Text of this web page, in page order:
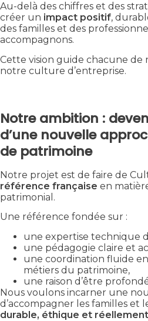
Au-delà des chiffres et des
créer un impact positif,
des familles et des
accompagnons.
Cette vision guide chacune de
notre culture d’entreprise.
Notre ambition :
d’une nouvelle
de patrimoine
Notre projet est de faire de
référence française en
patrimonial.
Une référence fondée sur :
une expertise technique
une pédagogie claire et
une coordination fluide
métiers du patrimoine,
une raison d’être
Nous voulons incarner une
d’accompagner les familles et
durable, éthique et